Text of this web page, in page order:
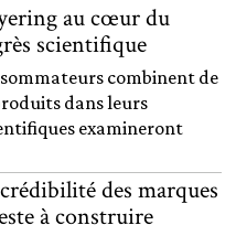
au cœur du
scientifique
combinent de
dans leurs
examineront
des marques
à construire